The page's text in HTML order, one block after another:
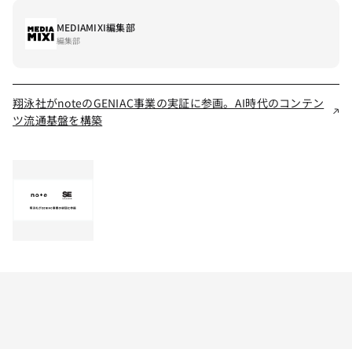
MEDIAMIXI編集部
編集部
翔泳社がnoteのGENIAC事業の実証に参画。AI時代のコンテン
ツ流通基盤を構築